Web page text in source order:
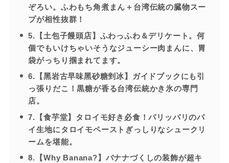
ぞろい。ふわもち角煮まん＋台湾伝統の臓物スー
プが相性抜群！
5.【土包子饅頭店】ふわっふわ＆デリケート。何
個でもいけちゃいそうなジューシー肉まんに、胃
袋がっちり掴まれてます。
6.【黑岩古早味黑砂糖剉冰】ガイドブックにも引
っ張りだこ！黒糖が香る台湾伝統かき氷の専門
店。
7.【食芋堂】タロイモ好き必食！パリッパリのパ
イ生地にタロイモペーストぎっしりなシュークリ
ームを堪能。
8.【Why Banana?】バナナづくしの装飾が超キ